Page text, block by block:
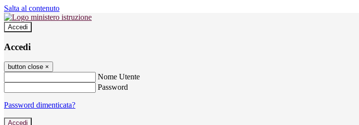
Salta al contenuto
Accedi
Accedi
button close ×
Nome Utente
Password
Password dimenticata?